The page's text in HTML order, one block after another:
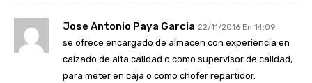
Jose Antonio Paya Garcia 22/11/2016 En 14:09
se ofrece encargado de almacen con experiencia en
calzado de alta calidad o como supervisor de calidad,
para meter en caja o como chofer repartidor.